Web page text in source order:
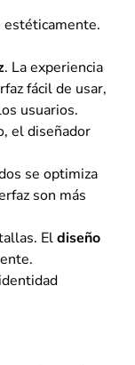
estéticamente.
. La experiencia
fácil de usar,
usuarios.
el diseñador
se optimiza
son más
Eldiseño